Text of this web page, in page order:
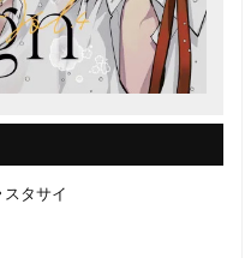
スタサイ